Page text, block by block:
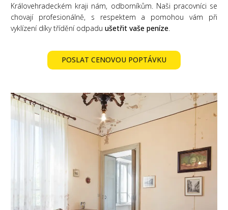
Královehradeckém kraji nám, odborníkům. Naši pracovníci se
chovají profesionálně, s respektem a pomohou vám při
vyklízení díky třídění odpadu ušetřit vaše peníze
POSLAT CENOVOU POPTÁVKU